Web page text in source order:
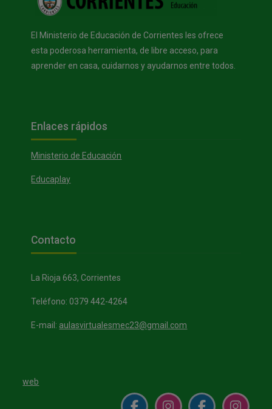
El Ministerio de Educación de Corrientes les ofrece
esta poderosa herramienta, de libre acceso, para
aprender en casa, cuidarnos y ayudarnos entre todos.
Bloques
Enlaces rápidos
Ministerio de Educación
Educaplay
Bloques
Contacto
La Rioja 663, Corrientes
Teléfono: 0379 442-4264
E-mail: aulasvirtualesmec23@gmail.com
web